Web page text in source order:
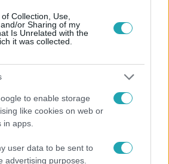
Collection, Use,
or Sharing of my
Is Unrelated with the
it was collected.
to enable storage
like cookies on web or
apps.
user data to be sent to
advertising purposes.
#TOROKRÁK